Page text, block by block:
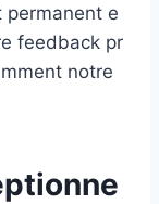
permanent e
feedback pr
notre